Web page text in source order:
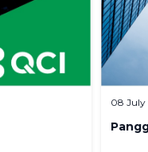
08 July